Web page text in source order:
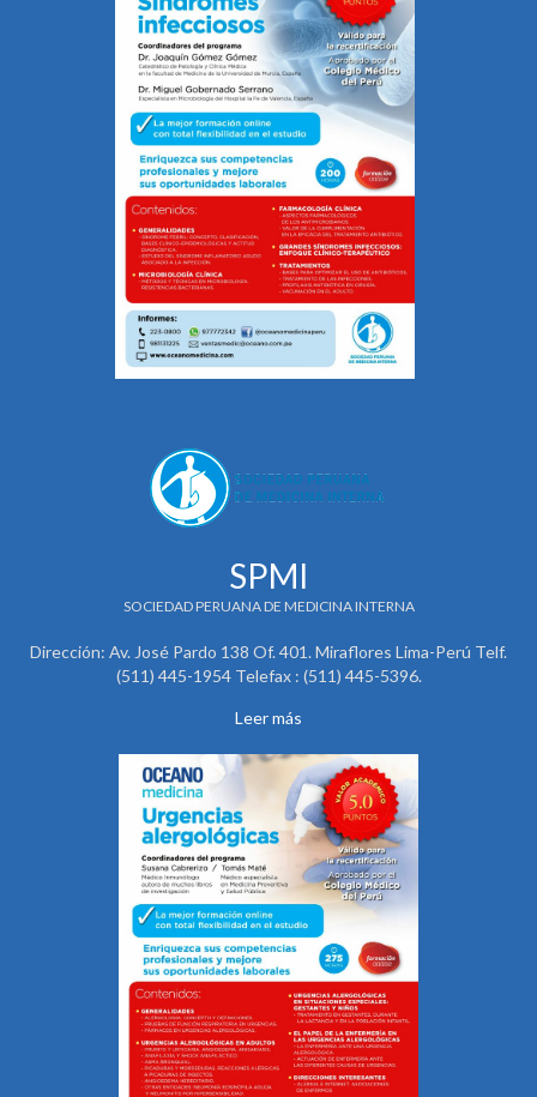
SPMI
SOCIEDAD PERUANA DE MEDICINA INTERNA
Dirección: Av. José Pardo 138 Of. 401. Miraflores Lima-Perú Telf.
(511) 445-1954 Telefax : (511) 445-5396.
Leer más